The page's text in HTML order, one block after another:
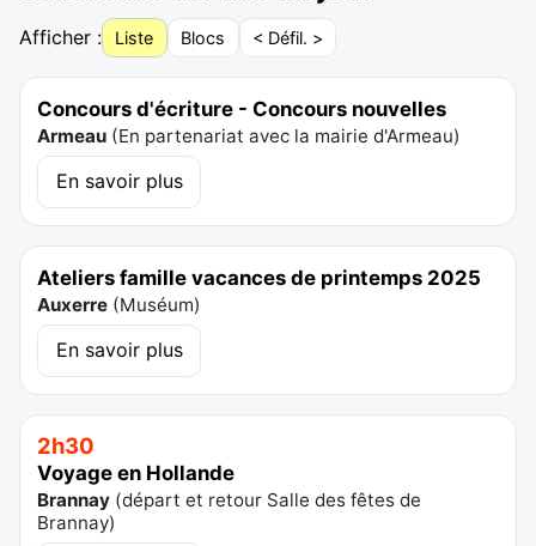
Afficher : Liste Blocs < Défil. >
Concours d'écriture - Concours nouvelles
Armeau (En partenariat avec la mairie d'Armeau)
En savoir plus
Ateliers famille vacances de printemps 2025
Auxerre (Muséum)
En savoir plus
2h30
Voyage en Hollande
Brannay (départ et retour Salle des fêtes de
Brannay)